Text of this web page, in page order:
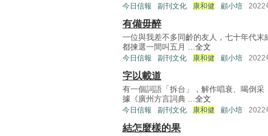
今日信報 副刊文化 康和健 顧小培 2022
有備毋醉
一位與我差不多同齡的友人，七十年代
都揀選一間叫五月 ...全文
今日信報 副刊文化 康和健 顧小培 2022
字以載道
有一個詞語「拆台」，解作唱衰、喝倒
據《廣州方言詞典 ...全文
今日信報 副刊文化 康和健 顧小培 2022
結怎麼樣的果